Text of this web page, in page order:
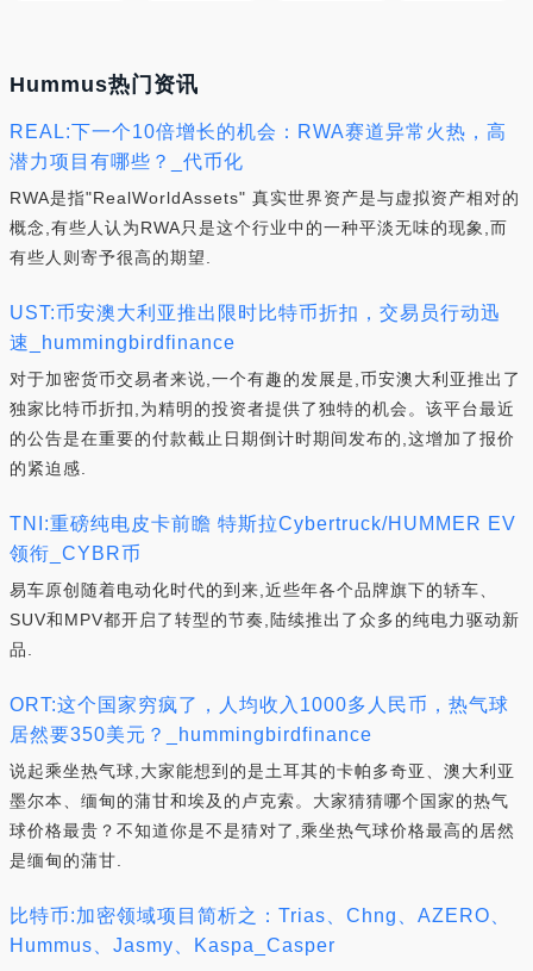
Hummus热门资讯
REAL:下一个10倍增长的机会：RWA赛道异常火热，高
潜力项目有哪些？_代币化
RWA是指"RealWorldAssets" 真实世界资产是与虚拟资产相对的
概念,有些人认为RWA只是这个行业中的一种平淡无味的现象,而
有些人则寄予很高的期望.
UST:币安澳大利亚推出限时比特币折扣，交易员行动迅
速_hummingbirdfinance
对于加密货币交易者来说,一个有趣的发展是,币安澳大利亚推出了
独家比特币折扣,为精明的投资者提供了独特的机会。该平台最近
的公告是在重要的付款截止日期倒计时期间发布的,这增加了报价
的紧迫感.
TNI:重磅纯电皮卡前瞻 特斯拉Cybertruck/HUMMER EV
领衔_CYBR币
易车原创随着电动化时代的到来,近些年各个品牌旗下的轿车、
SUV和MPV都开启了转型的节奏,陆续推出了众多的纯电力驱动新
品.
ORT:这个国家穷疯了，人均收入1000多人民币，热气球
居然要350美元？_hummingbirdfinance
说起乘坐热气球,大家能想到的是土耳其的卡帕多奇亚、澳大利亚
墨尔本、缅甸的蒲甘和埃及的卢克索。大家猜猜哪个国家的热气
球价格最贵？不知道你是不是猜对了,乘坐热气球价格最高的居然
是缅甸的蒲甘.
比特币:加密领域项目简析之：Trias、Chng、AZERO、
Hummus、Jasmy、Kaspa_Casper